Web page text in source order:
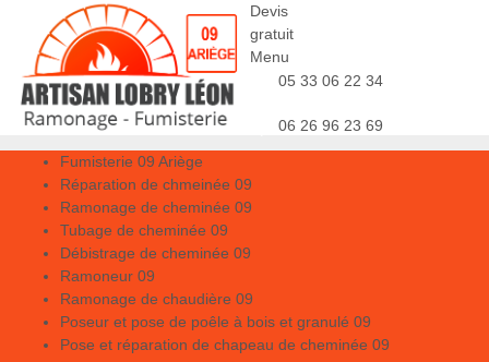
Devis
gratuit
Menu
05 33 06 22 34
06 26 96 23 69
Fumisterie 09 Ariège
Réparation de chmeinée 09
Ramonage de cheminée 09
Tubage de cheminée 09
Débistrage de cheminée 09
Ramoneur 09
Ramonage de chaudière 09
Poseur et pose de poêle à bois et granulé 09
Pose et réparation de chapeau de cheminée 09